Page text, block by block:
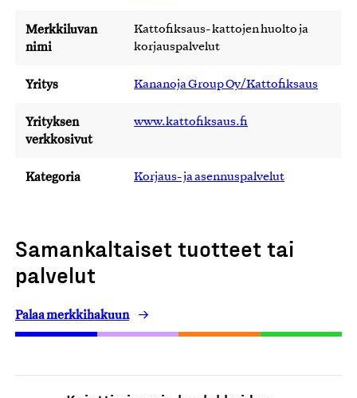
Merkkiluvan
nimi
Kattofiksaus- kattojen huolto ja
korjauspalvelut
Yritys Kananoja Group Oy/Kattofiksaus
Yrityksen
verkkosivut
www.kattofiksaus.fi
Kategoria Korjaus- ja asennuspalvelut
Samankaltaiset tuotteet tai
palvelut
Palaa merkkihakuun